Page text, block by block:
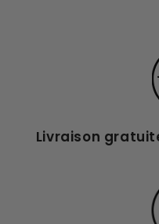
Livraison